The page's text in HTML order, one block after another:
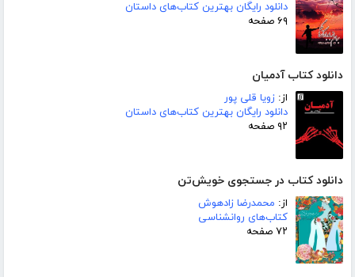
دانلود رایگان بهترین کتاب‌های داستان
۶۹ صفحه
دانلود کتاب آدمیان
از: زویا قلی پور
دانلود رایگان بهترین کتاب‌های داستان
۹۲ صفحه
دانلود کتاب در جستجوی خویش‌تن
از: محمدرضا زادهوش
کتاب‌های روانشناسی
۷۲ صفحه